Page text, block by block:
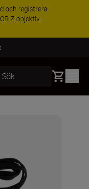
och registrera
Z-objektiv.
Sök Basket